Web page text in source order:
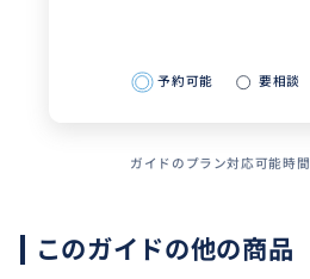
予約可能 要相談
ガイドのプラン対応可能時間
このガイドの他の商品